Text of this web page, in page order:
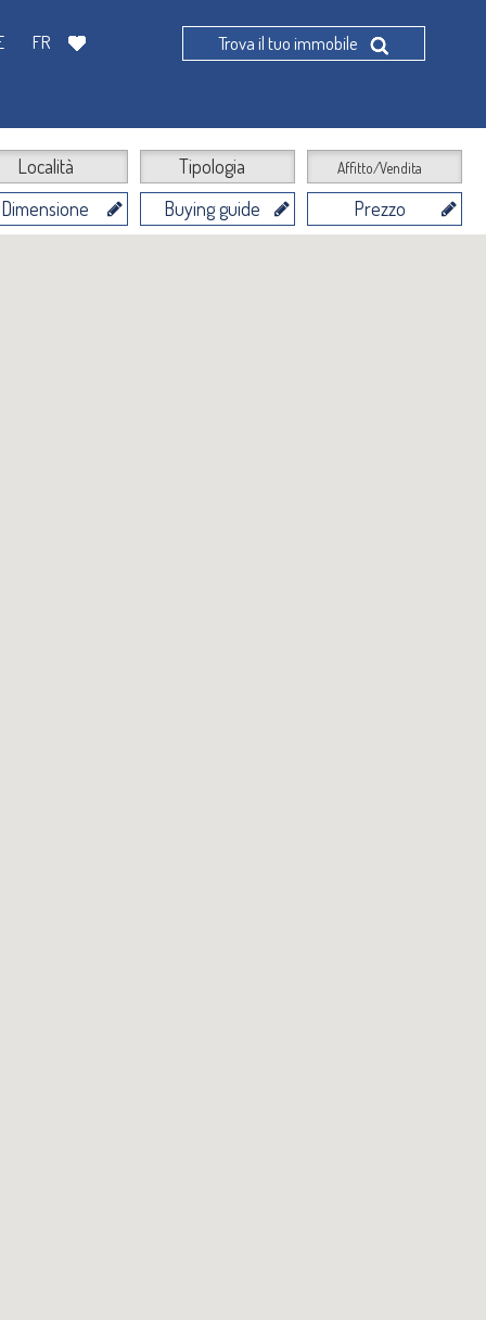
Località Tipologia Affitto/Vendita
Dimensione Buying guide Prezzo
FR Trova il tuo immobile